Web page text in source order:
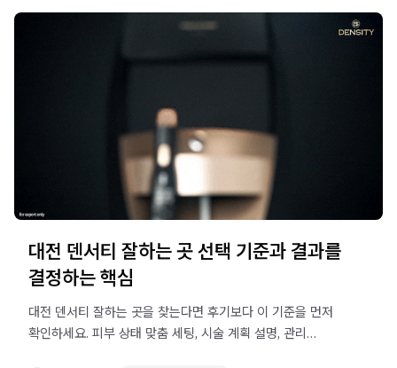
대전 덴서티 잘하는 곳 선택 기준과 결과를
결정하는 핵심
대전 덴서티 잘하는 곳을 찾는다면 후기보다 이 기준을 먼저
확인하세요. 피부 상태 맞춤 세팅, 시술 계획 설명, 관리